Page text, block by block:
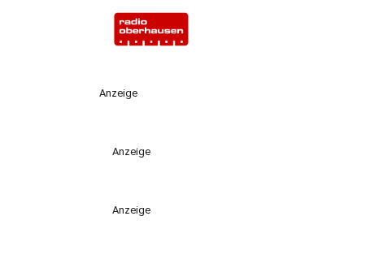
Anzeige
Anzeige
Anzeige